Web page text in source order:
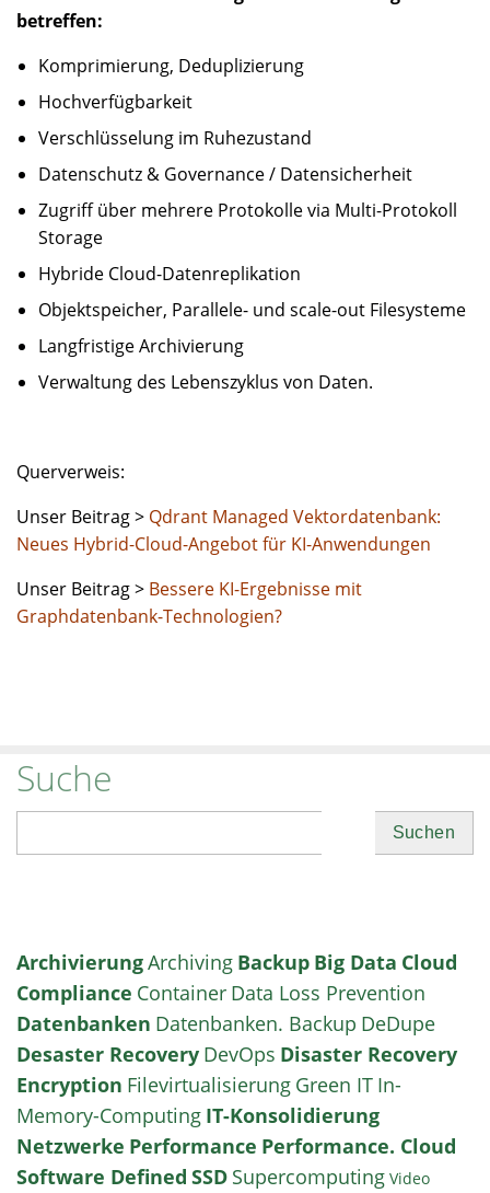
betreffen:
Komprimierung, Deduplizierung
Hochverfügbarkeit
Verschlüsselung im Ruhezustand
Datenschutz & Governance / Datensicherheit
Zugriff über mehrere Protokolle via Multi-Protokoll
Storage
Hybride Cloud-Datenreplikation
Objektspeicher, Parallele- und scale-out Filesysteme
Langfristige Archivierung
Verwaltung des Lebenszyklus von Daten.
Querverweis:
Unser Beitrag > Qdrant Managed Vektordatenbank:
Neues Hybrid-Cloud-Angebot für KI-Anwendungen
Unser Beitrag > Bessere KI-Ergebnisse mit
Graphdatenbank-Technologien?
Suche
ArchivierungArchiving Backup Big Data Cloud
Compliance Container Data Loss Prevention
Datenbanken Datenbanken. Backup DeDupe
Desaster Recovery DevOps Disaster Recovery
Encryption Filevirtualisierung Green IT In-
Memory-Computing IT-Konsolidierung
Netzwerke Performance Performance. Cloud
Software Defined SSD Supercomputing Video